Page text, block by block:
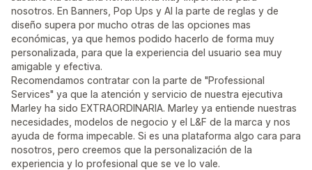
nosotros. En Banners, Pop Ups y AI la parte de reglas y de
diseño supera por mucho otras de las opciones mas
económicas, ya que hemos podido hacerlo de forma muy
personalizada, para que la experiencia del usuario sea muy
amigable y efectiva.
Recomendamos contratar con la parte de "Professional
Services" ya que la atención y servicio de nuestra ejecutiva
Marley ha sido EXTRAORDINARIA. Marley ya entiende nuestras
necesidades, modelos de negocio y el L&F de la marca y nos
ayuda de forma impecable. Si es una plataforma algo cara para
nosotros, pero creemos que la personalización de la
experiencia y lo profesional que se ve lo vale.